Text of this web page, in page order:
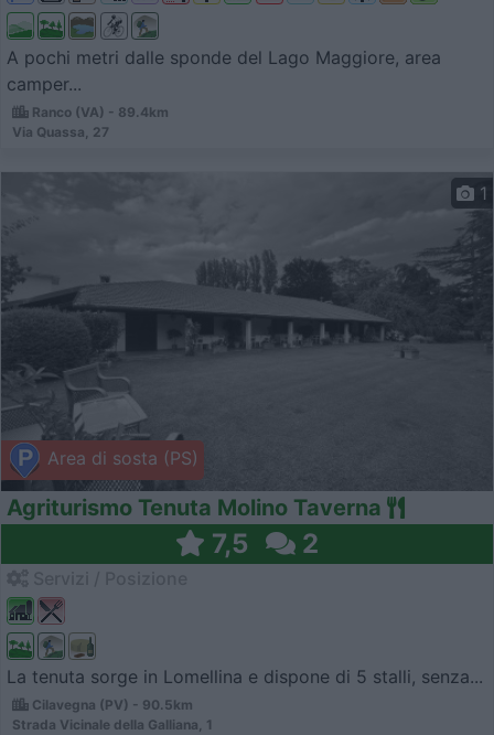
A pochi metri dalle sponde del Lago Maggiore, area
camper...
Ranco (VA) - 89.4km
Via Quassa, 27
Area di sosta (PS)
1
Agriturismo Tenuta Molino Taverna
7,5 2
La tenuta sorge in Lomellina e dispone di 5 stalli, senza...
Cilavegna (PV) - 90.5km
Strada Vicinale della Galliana, 1